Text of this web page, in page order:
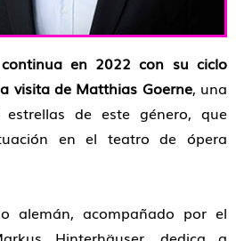
continua en 2022 con su ciclo
visita de Matthias Goerne, una
de este género, que
en el teatro de ópera
alemán, acompañado por el